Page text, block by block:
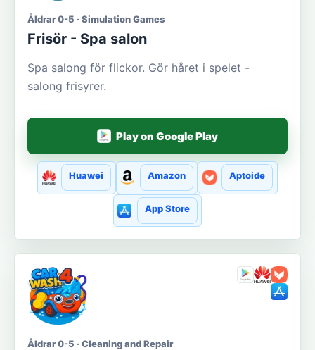
Åldrar 0-5 · Simulation Games
Frisör - Spa salon
Spa salong för flickor. Gör håret i spelet -
salong frisyrer.
Play on Google Play
Huawei Amazon Aptoide
App Store
Åldrar 0-5 · Cleaning and Repair